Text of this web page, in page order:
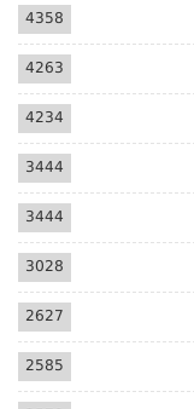
4358
4263
4234
3444
3444
3028
2627
2585